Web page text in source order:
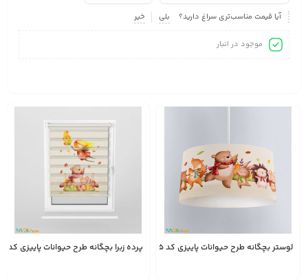
آیا قیمت مناسب‌تری سراغ دارید؟ بلی خیر
موجود در انبار
لوستر بچگانه طرح حیوانات پاییزی کد A2785 پرده زبرا بچگانه طرح حیوانات پاییزی کد A2785